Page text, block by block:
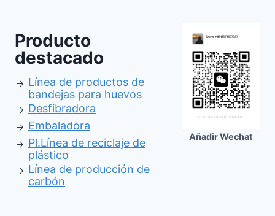
Producto
destacado
Línea de productos de
bandejas para huevos
Desfibradora
Embaladora
Pl.Línea de reciclaje de
plástico
Línea de producción de
carbón
Añadir Wechat